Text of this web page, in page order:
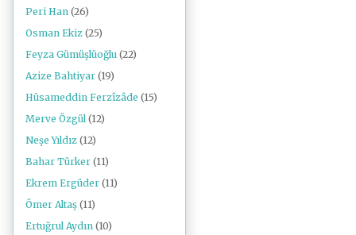
Peri Han (26)
Osman Ekiz (25)
Feyza Gümüşlüoğlu (22)
Azize Bahtiyar (19)
Hüsameddin Ferzîzâde (15)
Merve Özgül (12)
Neşe Yıldız (12)
Bahar Türker (11)
Ekrem Ergüder (11)
Ömer Altaş (11)
Ertuğrul Aydın (10)